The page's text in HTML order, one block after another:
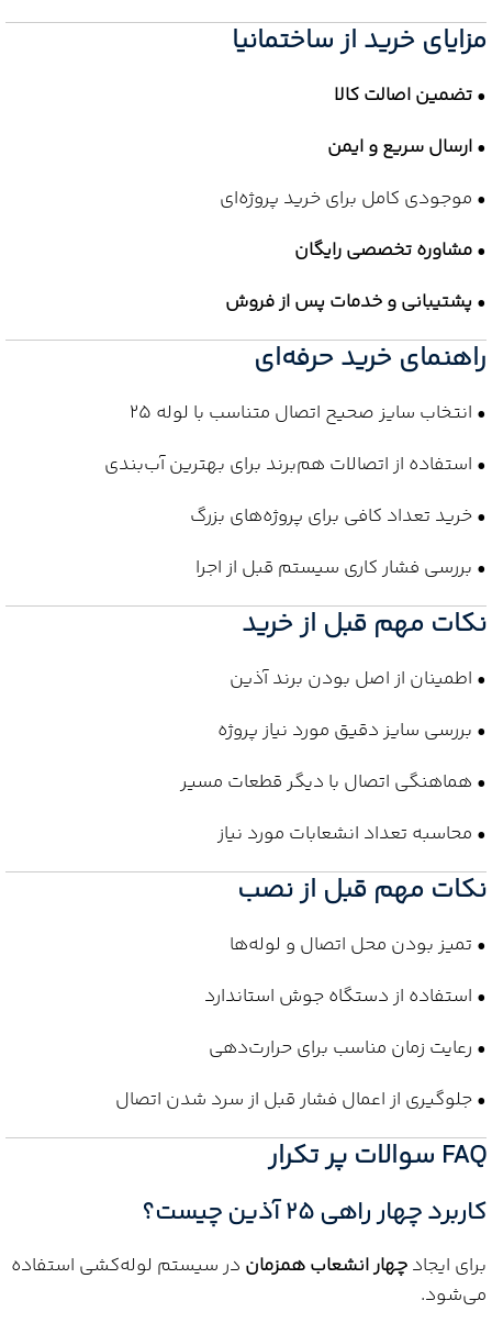
مزایای خرید از ساختمانیا
•تضمین اصالت کالا
•ارسال سریع و ایمن
• موجودی کامل برای خرید پروژه‌ای
•مشاوره تخصصی رایگان
• پشتیبانی و خدمات پس از فروش
راهنمای خرید حرفه‌ای
• انتخاب سایز صحیح اتصال متناسب با لوله 25
• استفاده از اتصالات هم‌برند برای بهترین آب‌بندی
• خرید تعداد کافی برای پروژه‌های بزرگ
• بررسی فشار کاری سیستم قبل از اجرا
نکات مهم قبل از خرید
• اطمینان از اصل بودن برند آذین
• بررسی سایز دقیق مورد نیاز پروژه
• هماهنگی اتصال با دیگر قطعات مسیر
• محاسبه تعداد انشعابات مورد نیاز
نکات مهم قبل از نصب
• تمیز بودن محل اتصال و لوله‌ها
• استفاده از دستگاه جوش استاندارد
• رعایت زمان مناسب برای حرارت‌دهی
• جلوگیری از اعمال فشار قبل از سرد شدن اتصال
FAQ سوالات پر تکرار
کاربرد چهار راهی 25 آذین چیست؟
برای ایجادچهار انشعاب همزمان در سیستم لوله‌کشی استفاده
می‌شود.